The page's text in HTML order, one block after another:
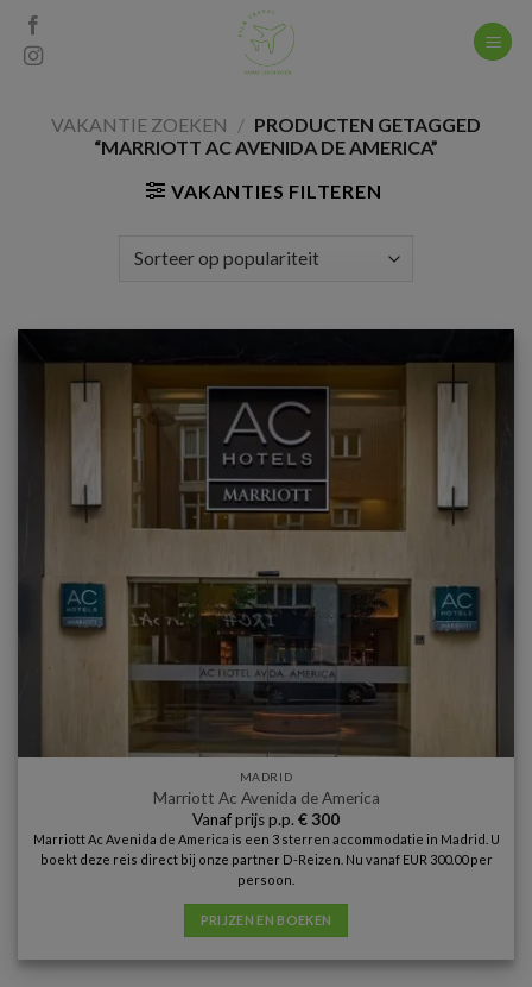
Skip
content
VAKANTIE ZOEKEN / PRODUCTEN GETAGGED
“MARRIOTT AC AVENIDA DE AMERICA”
VAKANTIES FILTEREN
MADRID
Marriott Ac Avenida de America
Vanaf prijs p.p. € 300
Marriott Ac Avenida de America is een 3 sterren accommodatie in Madrid. U
boekt deze reis direct bij onze partner D-Reizen. Nu vanaf EUR 300.00 per
persoon.
PRIJZEN EN BOEKEN